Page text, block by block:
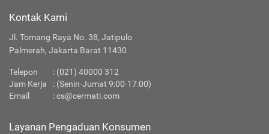
Kontak Kami
Jl. Tomang Raya No. 38, Jatipulo
Palmerah, Jakarta Barat 11430
Telepon : (021) 40000 312
Jam Kerja
: (Senin-Jumat 9:00-17:00)
Email
:cs@cermati.com
Layanan Pengaduan Konsumen